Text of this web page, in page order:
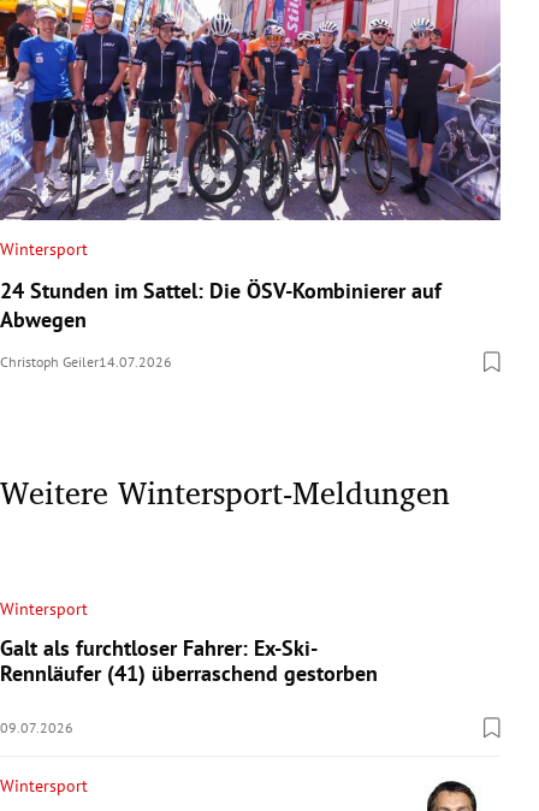
Wintersport
24 Stunden im Sattel: Die ÖSV-Kombinierer auf
Abwegen
Christoph Geiler14.07.2026
Weitere Wintersport-Meldungen
Wintersport
Galt als furchtloser Fahrer: Ex-Ski-
Rennläufer (41) überraschend gestorben
09.07.2026
Wintersport